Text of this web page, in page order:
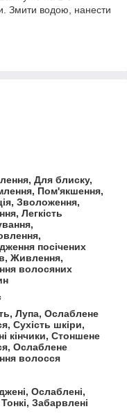
Змити водою, нанести
Для блиску,
Пом'якшення,
Зволоження,
Легкість
посічених
Живлення,
волосяних
Лупа, Ослаблене
Сухість шкіри,
кінчики, Стоншене
Ослаблене
волосся
Ослаблені,
Забарвлені